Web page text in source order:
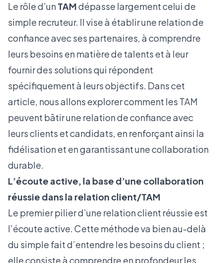
Le rôle d’unTAMdépasse largement celui de
simple recruteur. Il vise à établir une relation de
confiance avec ses partenaires, à comprendre
leurs besoins en matière de talents et à leur
fournir des solutions qui répondent
spécifiquement à leurs objectifs. Dans cet
article, nous allons explorer comment les TAM
peuvent bâtir une relation de confiance avec
leurs clients et candidats, en renforçant ainsi la
fidélisation et en garantissant une collaboration
durable.
L’écoute active, la base d’une collaboration
réussie dans la relation client/TAM
Le premier pilier d’une relation client réussie est
l’écoute active. Cette méthode va bien au-delà
du simple fait d’entendre les besoins du client ;
elle consiste à comprendre en profondeur les